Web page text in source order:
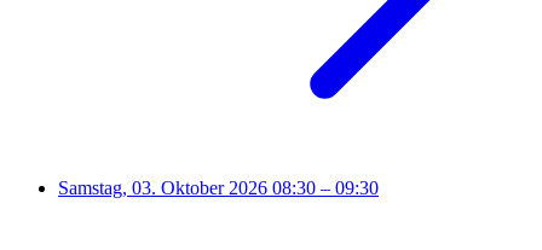
Samstag, 03. Oktober 2026 08:30 – 09:30